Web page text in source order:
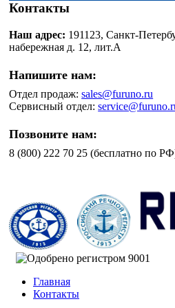
Контакты
Наш адрес: 191123, Санкт-
набережная д. 12, лит.А
Напишите нам:
Отдел продаж:sales@furuno.ru
Сервисный отдел:
Позвоните нам:
8 (800) 222 70 25 (бесплатно по
Главная
Контакты